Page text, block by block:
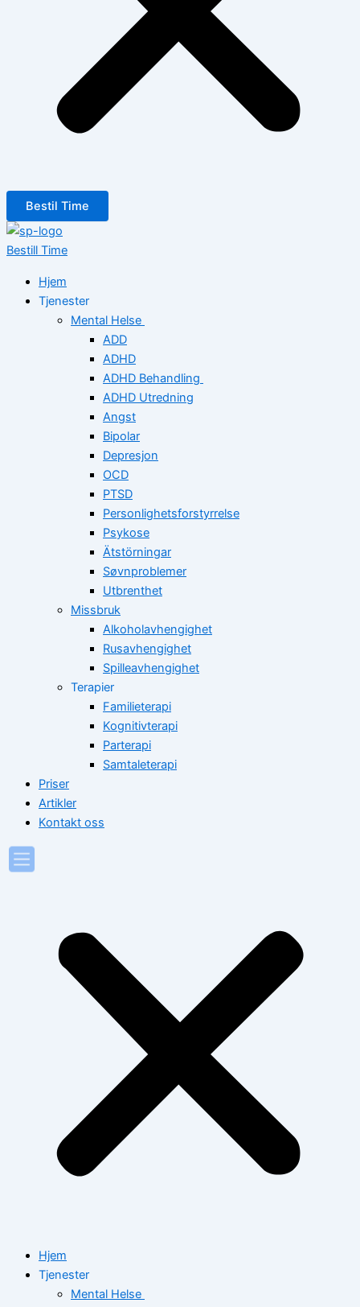
Bestil Time
Bestill Time
Hjem
Tjenester
Mental Helse
ADD
ADHD
ADHD Behandling
ADHD Utredning
Angst
Bipolar
Depresjon
OCD
PTSD
Personlighetsforstyrrelse
Psykose
Ätstörningar
Søvnproblemer
Utbrenthet
Missbruk
Alkoholavhengighet
Rusavhengighet
Spilleavhengighet
Terapier
Familieterapi
Kognitivterapi
Parterapi
Samtaleterapi
Priser
Artikler
Kontakt oss
Hjem
Tjenester
Mental Helse